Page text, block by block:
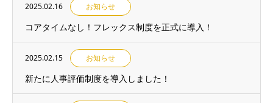
2025.02.16 お知らせ
コアタイムなし！フレックス制度を正式に導入！
2025.02.15 お知らせ
新たに人事評価制度を導入しました！